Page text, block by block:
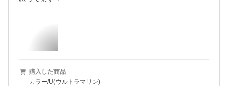
購入した商品
カラー/U(ウルトラマリン)